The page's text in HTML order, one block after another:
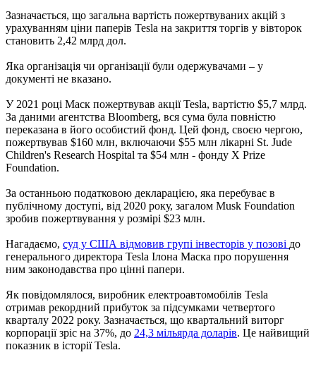
Зазначається, що загальна вартість пожертвуваних акцій з
урахуванням ціни паперів Tesla на закриття торгів у вівторок
становить 2,42 млрд дол.
Яка організація чи організації були одержувачами – у
документі не вказано.
У 2021 році Маск пожертвував акції Tesla, вартістю $5,7 млрд.
За даними агентства Bloomberg, вся сума була повністю
переказана в його особистий фонд. Цей фонд, своєю чергою,
пожертвував $160 млн, включаючи $55 млн лікарні St. Jude
Children's Research Hospital та $54 млн - фонду X Prize
Foundation.
За останньою податковою декларацією, яка перебуває в
публічному доступі, від 2020 року, загалом Musk Foundation
зробив пожертвування у розмірі $23 млн.
Нагадаємо, суд у США відмовив групі інвесторів у позові до
генерального директора Tesla Ілона Маска про порушення
ним законодавства про цінні папери.
Як повідомлялося, виробник електроавтомобілів Tesla
отримав рекордний прибуток за підсумками четвертого
кварталу 2022 року. Зазначається, що квартальний виторг
корпорації зріс на 37%, до 24,3 мільярда доларів. Це найвищий
показник в історії Tesla.